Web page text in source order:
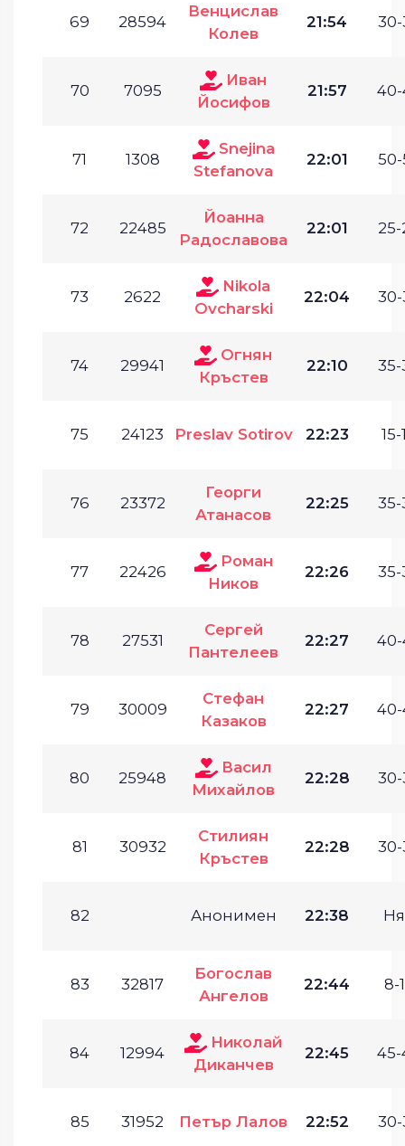
69 28594
Венцислав
Колев
21:54 30-
70 7095
Иван
Йосифов
21:57 40-
71 1308
Snejina
Stefanova
22:01 50-
72 22485
Йоанна
Радославова
22:01 25-
73 2622
Nikola
Ovcharski
22:04 30-
74 29941
Огнян
Кръстев
22:10 35-
75 24123 Preslav Sotirov 22:23 15-
76 23372
Георги
Атанасов
22:25 35-
77 22426
Роман
Ников
22:26 35-
78 27531
Сергей
Пантелеев
22:27 40-
79 30009
Стефан
Казаков
22:27 40-
80 25948
Васил
Михайлов
22:28 30-
81 30932
Стилиян
Кръстев
22:28 30-
82 Анонимен 22:38
83 32817
Богослав
Ангелов
22:44 8-
84 12994
Николай
Диканчев
22:45 45-
85 31952 Петър Лалов 22:52 30-